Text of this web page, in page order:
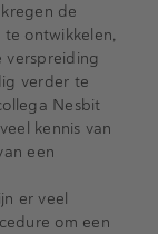
de
ontwikkelen,
verspreiding
verder te
Nesbit
kennis van
een
er veel
om een